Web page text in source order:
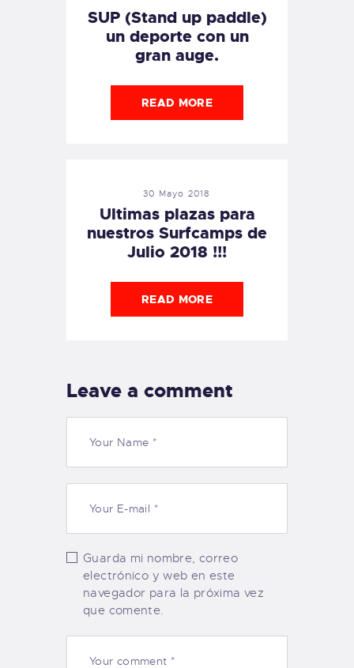
SUP (Stand up paddle)
un deporte con un
gran auge.
READ MORE
30 Mayo 2018
Ultimas plazas para
nuestros Surfcamps de
Julio 2018 !!!
READ MORE
Leave a comment
Guarda mi nombre, correo
electrónico y web en este
navegador para la próxima vez
que comente.